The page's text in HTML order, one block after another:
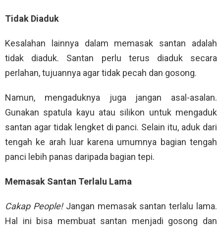
Tidak Diaduk
Kesalahan lainnya dalam memasak santan adalah
tidak diaduk. Santan perlu terus diaduk secara
perlahan, tujuannya agar tidak pecah dan gosong.
Namun, mengaduknya juga jangan asal-asalan.
Gunakan spatula kayu atau silikon untuk mengaduk
santan agar tidak lengket di panci. Selain itu, aduk dari
tengah ke arah luar karena umumnya bagian tengah
panci lebih panas daripada bagian tepi.
Memasak Santan Terlalu Lama
Cakap People!Jangan memasak santan terlalu lama.
Hal ini bisa membuat santan menjadi gosong dan